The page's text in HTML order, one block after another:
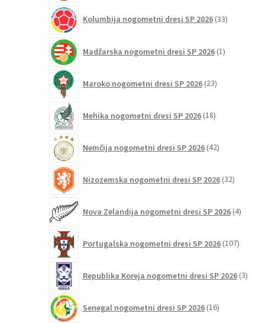
Kolumbija nogometni dresi SP 2026 33izdelkov
Madžarska nogometni dresi SP 2026 1izdelek
Maroko nogometni dresi SP 2026 23izdelkov
Mehika nogometni dresi SP 2026 18izdelkov
Nemčija nogometni dresi SP 2026 42izdelkov
Nizozemska nogometni dresi SP 2026 32izdelkov
Nova Zelandija nogometni dresi SP 2026 4izdelki
Portugalska nogometni dresi SP 2026 107
Republika Koreja nogometni dresi SP 2026 3
Senegal nogometni dresi SP 2026 16izdelkov